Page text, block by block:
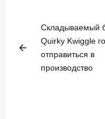
arrow_back
Складываемый
Quirky Kwiggle
отправиться в
производство